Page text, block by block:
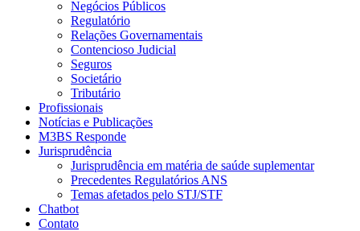
Negócios Públicos
Regulatório
Relações Governamentais
Contencioso Judicial
Seguros
Societário
Tributário
Profissionais
Notícias e Publicações
M3BS Responde
Jurisprudência
Jurisprudência em matéria de saúde suplementar
Precedentes Regulatórios ANS
Temas afetados pelo STJ/STF
Chatbot
Contato